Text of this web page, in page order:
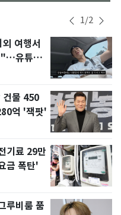
1/2
여행서
"…유튜브
건물 450
억 '잭팟'
기료 29만
금 폭탄'
루비룸 품